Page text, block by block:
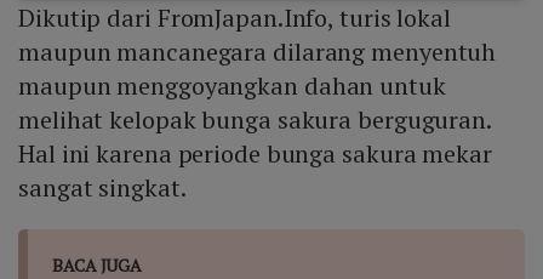
Dikutip dari FromJapan.Info, turis lokal
maupun mancanegara dilarang menyentuh
maupun menggoyangkan dahan untuk
melihat kelopak bunga sakura berguguran.
Hal ini karena periode bunga sakura mekar
sangat singkat.
BACA JUGA